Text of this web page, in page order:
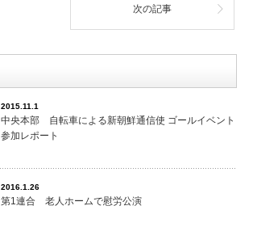
次の記事
2015.11.1
中央本部 自転車による新朝鮮通信使 ゴールイベント
参加レポート
2016.1.26
第1連合 老人ホームで慰労公演